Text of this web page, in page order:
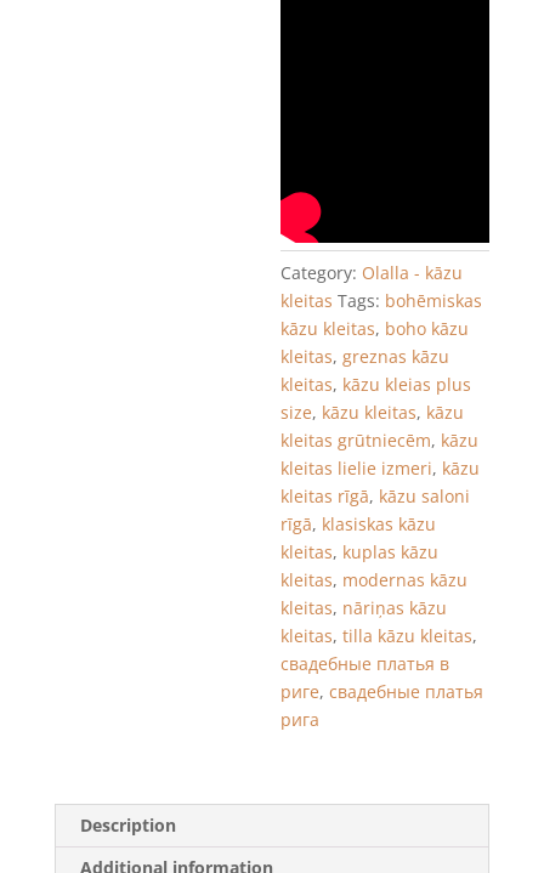
Category: Olalla - kāzu
kleitas Tags: bohēmiskas
kāzu kleitas, boho kāzu
kleitas,greznas kāzu
kleitas, kāzu kleias plus
size, kāzu kleitas, kāzu
kleitas grūtniecēm, kāzu
kleitas lielie izmeri, kāzu
kleitas rīgā, kāzu saloni
rīgā, klasiskas kāzu
kleitas, kuplas kāzu
kleitas, modernas kāzu
kleitas, nāriņas kāzu
kleitas,tilla kāzu kleitas,
свадебные платья в
риге,свадебные платья
рига
Description
Additional information